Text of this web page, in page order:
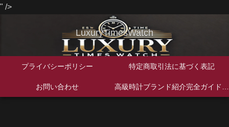
" />
LuxuryTimesWatch
プライバシーポリシー 特定商取引法に基づく表記
お問い合わせ